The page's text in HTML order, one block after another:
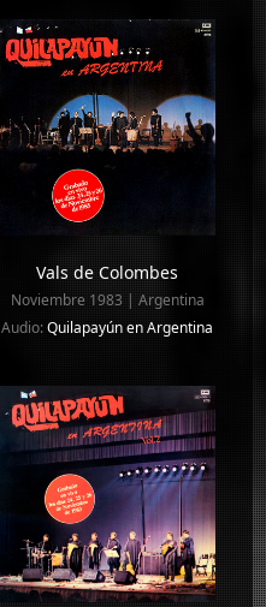
Vals de Colombes
Noviembre 1983 | Argentina
Audio:Quilapayún en Argentina